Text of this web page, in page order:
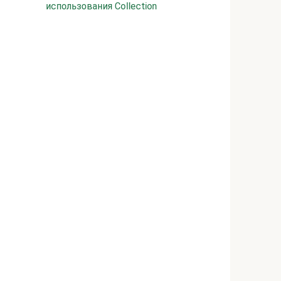
использования Collection